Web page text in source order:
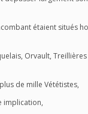
étaient situés
Orvault,
de mille Vététistes,
implication,